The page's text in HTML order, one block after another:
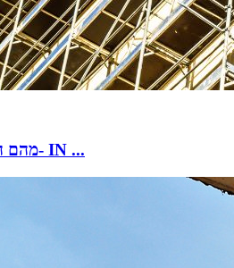
מהם היתרונות המיוחדים של ה- IN ...